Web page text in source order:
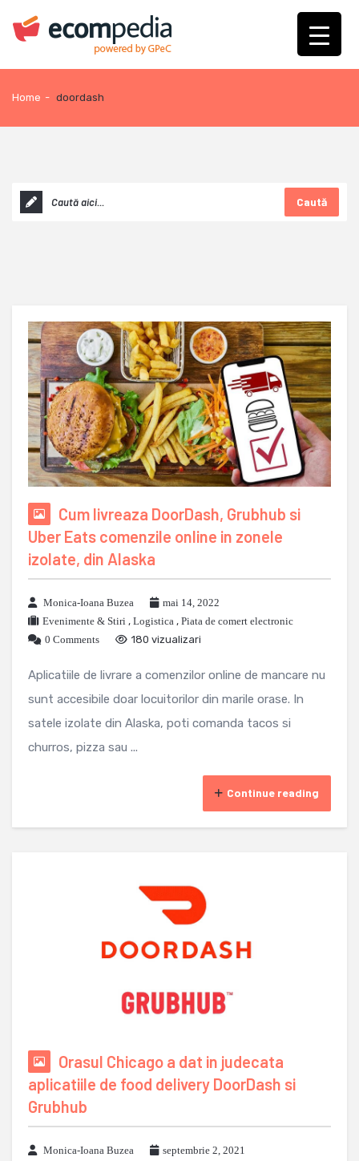
Home - doordash
Caută
Cum livreaza DoorDash, Grubhub si
Uber Eats comenzile online in zonele
izolate, din Alaska
Monica-Ioana Buzea
mai 14, 2022
Evenimente & Stiri , Logistica , Piata de comert electronic
0 Comments
180 vizualizari
Aplicatiile de livrare a comenzilor online de mancare nu
sunt accesibile doar locuitorilor din marile orase. In
satele izolate din Alaska, poti comanda tacos si
churros, pizza sau ...
Continue reading
Orasul Chicago a dat in judecata
aplicatiile de food delivery DoorDash si
Grubhub
Monica-Ioana Buzea
septembrie 2, 2021